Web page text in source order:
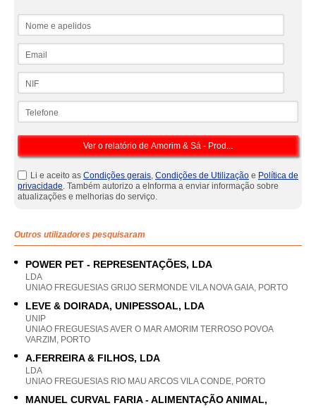
Li e aceito as Condições gerais, Condições de Utilização e Política de
privacidade. Também autorizo a eInforma a enviar informação sobre
atualizações e melhorias do serviço.
Outros utilizadores pesquisaram
POWER PET - REPRESENTAÇÕES, LDA
LDA
UNIAO FREGUESIAS GRIJO SERMONDE VILA NOVA GAIA, PORTO
LEVE & DOIRADA, UNIPESSOAL, LDA
UNIP
UNIAO FREGUESIAS AVER O MAR AMORIM TERROSO POVOA
VARZIM, PORTO
A.FERREIRA & FILHOS, LDA
LDA
UNIAO FREGUESIAS RIO MAU ARCOS VILA CONDE, PORTO
MANUEL CURVAL FARIA - ALIMENTAÇÃO ANIMAL,